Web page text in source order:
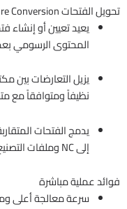
تحويل الفتحات Aperture Conversion
يعيد تعيين أو إنشاء
المحتوى الرسومي
يزيل التعارضات بين
نظيفاً ومتوافقاً مع
يدمج الفتحات
إلى NC وملفات التصنيع الأخرى.
فوائد عملية مباشرة
سرعة معالجة أعلى